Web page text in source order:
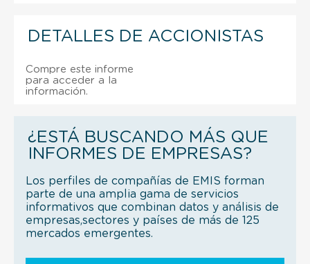
DETALLES DE ACCIONISTAS
Compre este informe
para acceder a la
información.
¿ESTÁ BUSCANDO MÁS QUE
INFORMES DE EMPRESAS?
Los perfiles de compañías de EMIS forman
parte de una amplia gama de servicios
informativos que combinan datos y análisis de
empresas,sectores y países de más de 125
mercados emergentes.